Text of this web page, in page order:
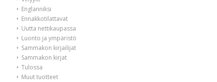
Englanniksi
Ennakkotilattavat
Uutta nettikaupassa
Luonto ja ympäristö
Sammakon kirjailijat
Sammakon kirjat
Tulossa
Muut tuotteet